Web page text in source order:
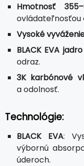
Hmotnosť
ovládateľnosťou
Vysoké
BLACK EVA jadro
odraz.
3K karbónové
a odolnosť.
Technológie:
BLACK EVA:
výbornú
úderoch.